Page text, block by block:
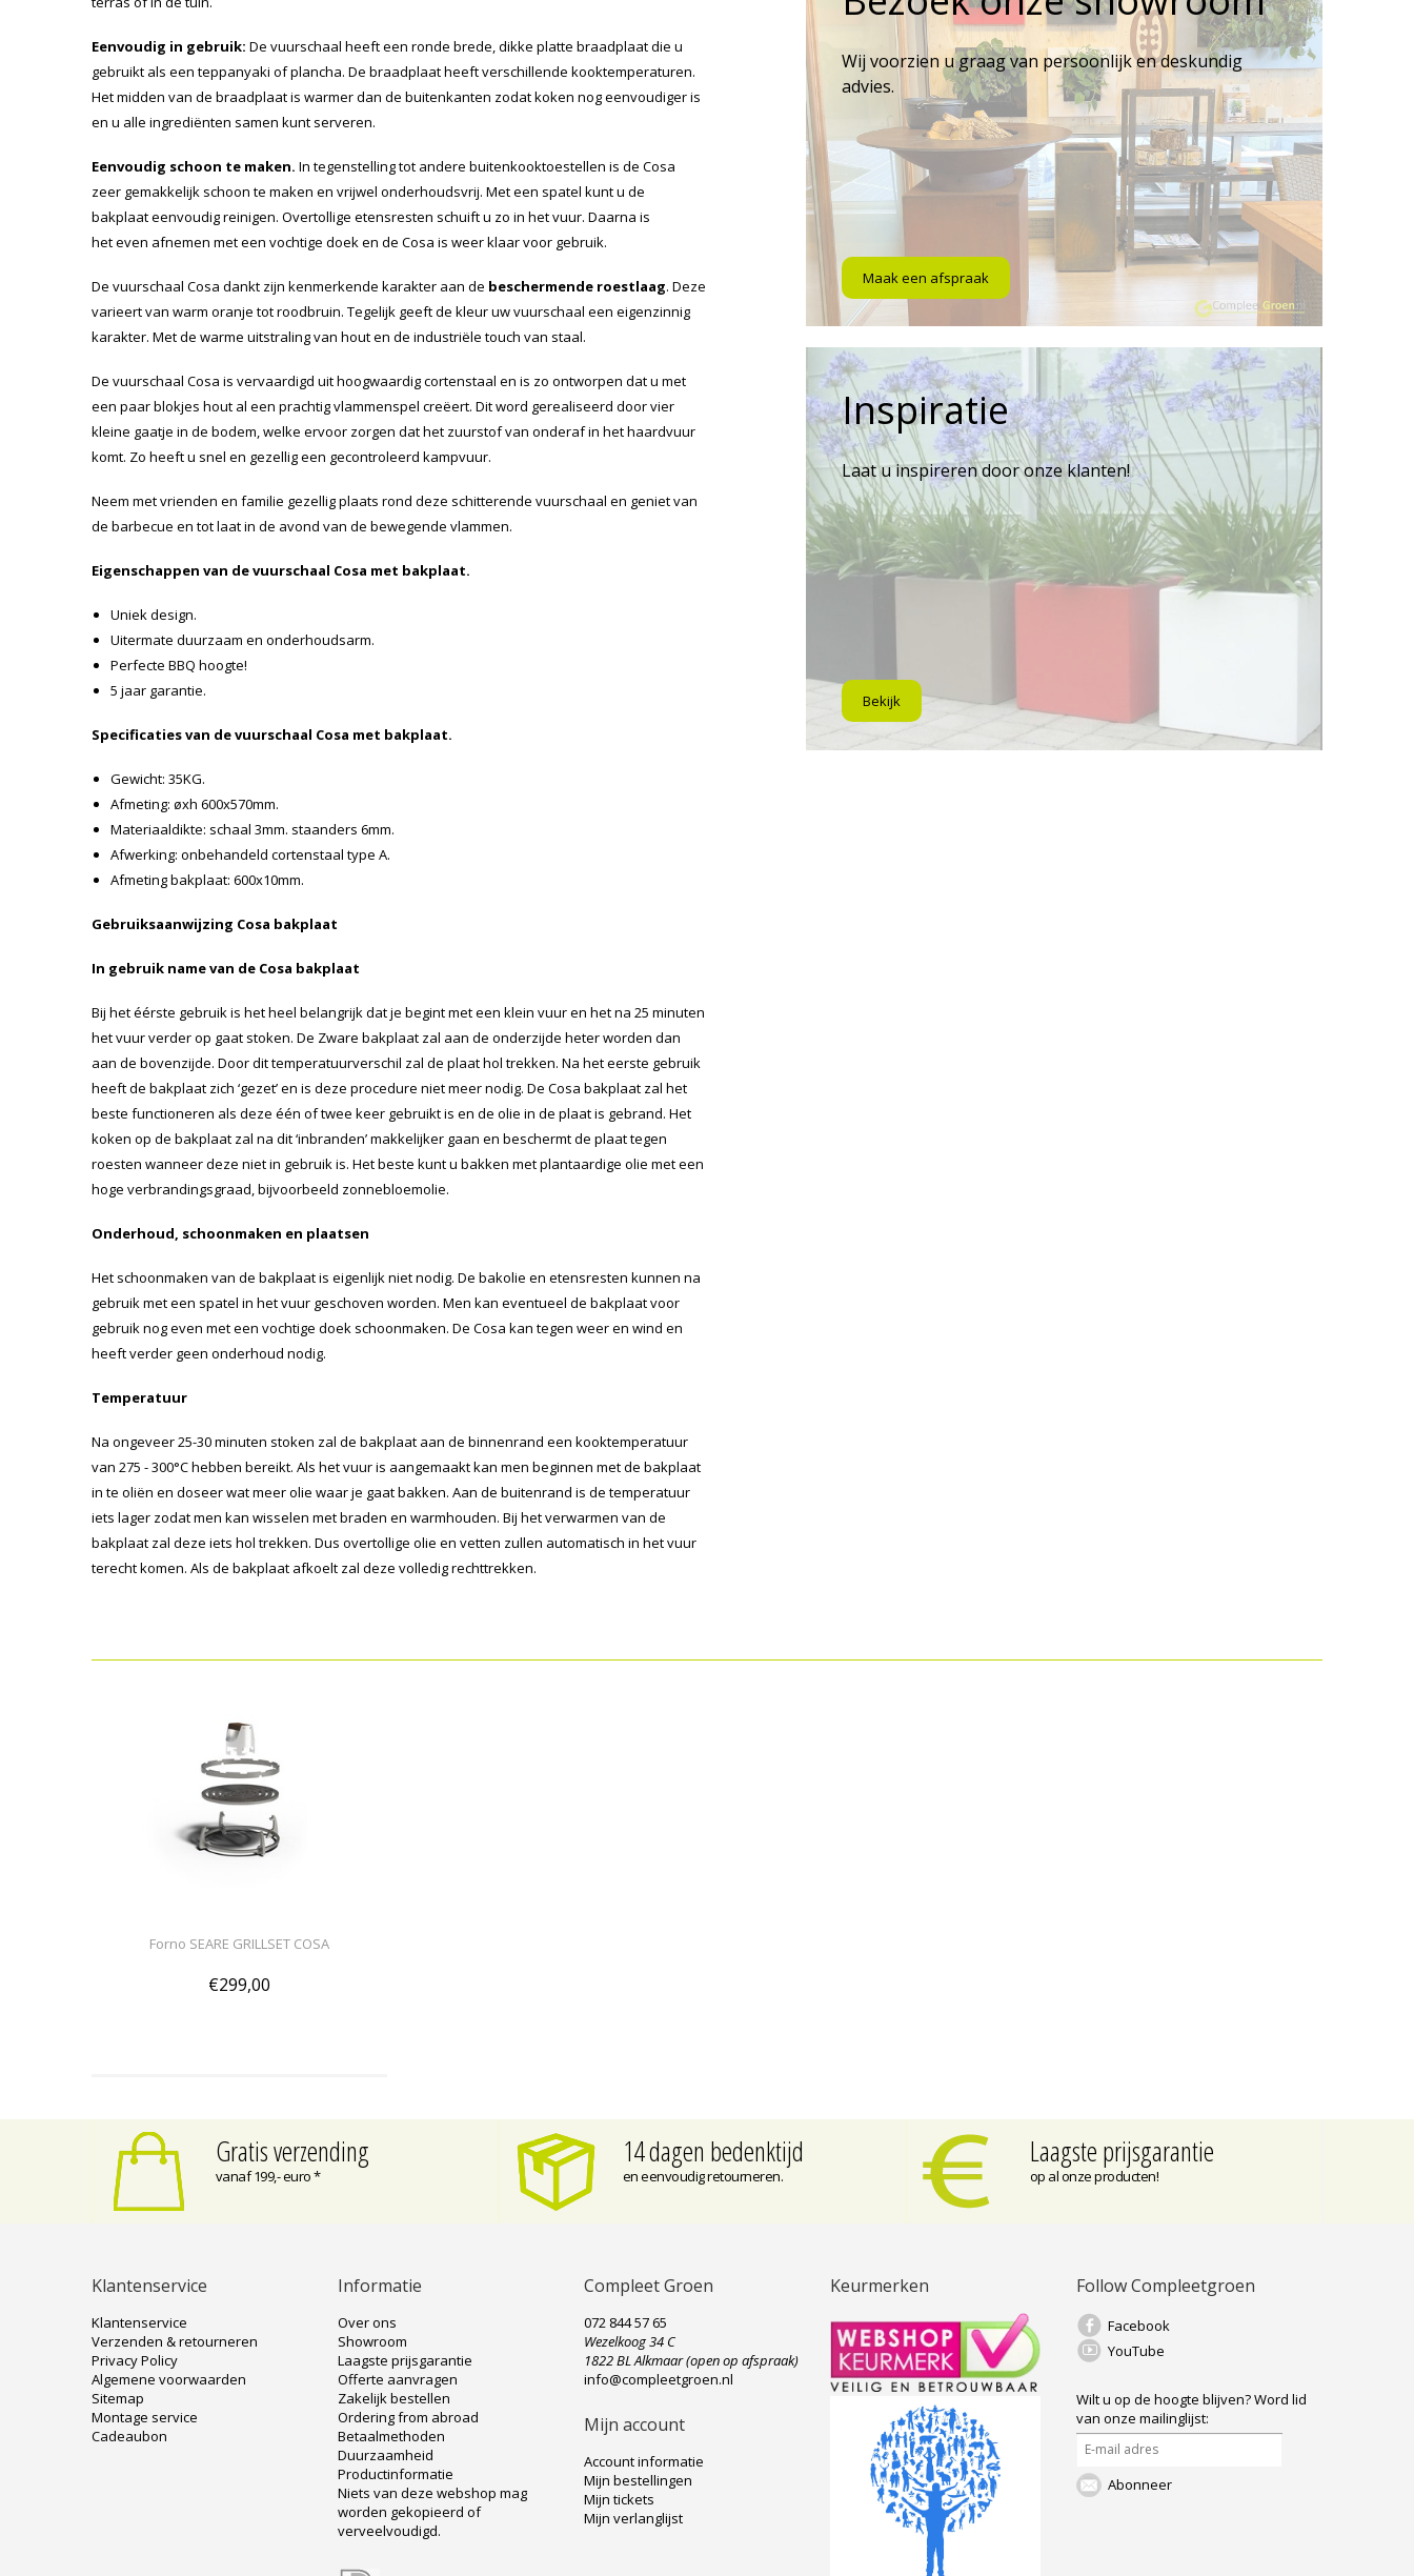
Eenvoudig in gebruik: De vuurschaal heeft een ronde brede, dikke platte braadplaat die u
gebruikt als een teppanyaki of plancha. De braadplaat heeft verschillende kooktemperaturen.
Het midden van de braadplaat is warmer dan de buitenkanten zodat koken nog eenvoudiger is
en u alle ingrediënten samen kunt serveren.
Eenvoudig schoon te maken. In tegenstelling tot andere buitenkooktoestellen is de Cosa
zeer gemakkelijk schoon te maken en vrijwel onderhoudsvrij. Met een spatel kunt u de
bakplaat eenvoudig reinigen. Overtollige etensresten schuift u zo in het vuur. Daarna is
het even afnemen met een vochtige doek en de Cosa is weer klaar voor gebruik.
De vuurschaal Cosa dankt zijn kenmerkende karakter aan de beschermende roestlaag. Deze
varieert van warm oranje tot roodbruin. Tegelijk geeft de kleur uw vuurschaal een eigenzinnig
karakter. Met de warme uitstraling van hout en de industriële touch van staal.
De vuurschaal Cosa is vervaardigd uit hoogwaardig cortenstaal en is zo ontworpen dat u met
een paar blokjes hout al een prachtig vlammenspel creëert. Dit word gerealiseerd door vier
kleine gaatje in de bodem, welke ervoor zorgen dat het zuurstof van onderaf in het haardvuur
komt. Zo heeft u snel en gezellig een gecontroleerd kampvuur.
Neem met vrienden en familie gezellig plaats rond deze schitterende vuurschaal en geniet van
de barbecue en tot laat in de avond van de bewegende vlammen.
Eigenschappen van de vuurschaal Cosa met bakplaat.
Uniek design.
Uitermate duurzaam en onderhoudsarm.
Perfecte BBQ hoogte!
5 jaar garantie.
Specificaties van de vuurschaal Cosa met bakplaat.
Gewicht: 35KG.
Afmeting: øxh 600x570mm.
Materiaaldikte: schaal 3mm. staanders 6mm.
Afwerking: onbehandeld cortenstaal type A.
Afmeting bakplaat: 600x10mm.
Gebruiksaanwijzing Cosa bakplaat
In gebruik name van de Cosa bakplaat
Bij het éérste gebruik is het heel belangrijk dat je begint met een klein vuur en het na 25 minuten
het vuur verder op gaat stoken. De Zware bakplaat zal aan de onderzijde heter worden dan
aan de bovenzijde. Door dit temperatuurverschil zal de plaat hol trekken. Na het eerste gebruik
heeft de bakplaat zich ‘gezet’ en is deze procedure niet meer nodig. De Cosa bakplaat zal het
beste functioneren als deze één of twee keer gebruikt is en de olie in de plaat is gebrand. Het
koken op de bakplaat zal na dit ‘inbranden’ makkelijker gaan en beschermt de plaat tegen
roesten wanneer deze niet in gebruik is. Het beste kunt u bakken met plantaardige olie met een
hoge verbrandingsgraad, bijvoorbeeld zonnebloemolie.
Onderhoud, schoonmaken en plaatsen
Het schoonmaken van de bakplaat is eigenlijk niet nodig. De bakolie en etensresten kunnen na
gebruik met een spatel in het vuur geschoven worden. Men kan eventueel de bakplaat voor
gebruik nog even met een vochtige doek schoonmaken. De Cosa kan tegen weer en wind en
heeft verder geen onderhoud nodig.
Temperatuur
Na ongeveer 25-30 minuten stoken zal de bakplaat aan de binnenrand een kooktemperatuur
van 275 - 300°C hebben bereikt. Als het vuur is aangemaakt kan men beginnen met de bakplaat
in te oliën en doseer wat meer olie waar je gaat bakken. Aan de buitenrand is de temperatuur
iets lager zodat men kan wisselen met braden en warmhouden. Bij het verwarmen van de
bakplaat zal deze iets hol trekken. Dus overtollige olie en vetten zullen automatisch in het vuur
terecht komen. Als de bakplaat afkoelt zal deze volledig rechttrekken.
Wij voorzien u graag van persoonlijk en deskundig
advies.
Maak een afspraak
Inspiratie
Laat u inspireren door onze klanten!
Bekijk
Forno SEARE GRILLSET COSA
€299,00
Gratis verzending
vanaf 199,- euro *
14 dagen bedenktijd
en eenvoudig retourneren.
Laagste prijsgarantie
op al onze producten!
Klantenservice
Klantenservice
Verzenden & retourneren
Privacy Policy
Algemene voorwaarden
Sitemap
Montage service
Cadeaubon
Informatie
Over ons
Showroom
Laagste prijsgarantie
Offerte aanvragen
Zakelijk bestellen
Ordering from abroad
Betaalmethoden
Duurzaamheid
Productinformatie
Niets van deze webshop mag
worden gekopieerd of
verveelvoudigd.
Compleet Groen
072 844 57 65
Wezelkoog 34 C
1822 BL Alkmaar (open op afspraak)
info@compleetgroen.nl
Mijn account
Account informatie
Mijn bestellingen
Mijn tickets
Mijn verlanglijst
Keurmerken Follow Compleetgroen
Facebook
YouTube
Wilt u op de hoogte blijven?Word lid
van onze mailinglijst:
Abonneer